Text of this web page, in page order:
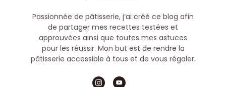
Passionnée de pâtisserie, j’ai créé ce blog afin
de partager mes recettes testées et
approuvées ainsi que toutes mes astuces
pour les réussir. Mon but est de rendre la
pâtisserie accessible à tous et de vous régaler.